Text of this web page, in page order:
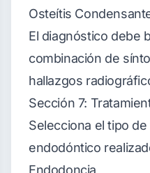
Osteítis
El diagnóstico debe
combinación de
hallazgos
Sección 7:
Selecciona el tipo
endodóntico
Endodoncia